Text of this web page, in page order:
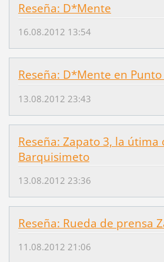
Reseña: D*Mente
16.08.2012 13:54
Reseña: D*Mente en Punto
13.08.2012 23:43
Reseña: Zapato 3, la útima
Barquisimeto
13.08.2012 23:36
Reseña: Rueda de prensa
11.08.2012 21:06